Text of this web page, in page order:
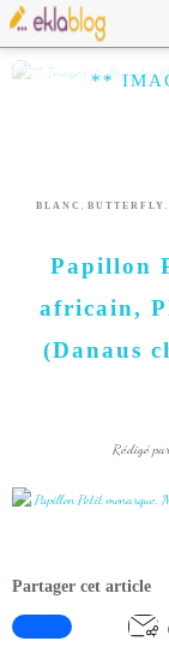
**
BLANC , BUTTERFLY ,
Papillon
africain,
(Danaus
Rédigé
Partager cet article